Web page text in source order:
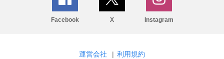
Facebook X Instagram
運営会社 | 利用規約